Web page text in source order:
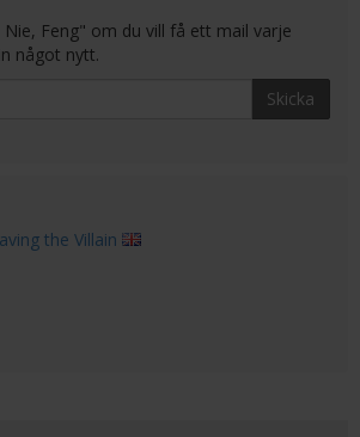
Nie, Feng" om du vill få ett mail varje
något nytt.
Skicka
the Villain